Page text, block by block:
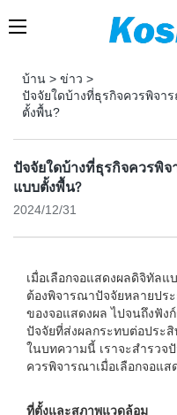
บ้าน > ข่าว >
ปัจจัยใดบ้างที่ธุรกิจควรพิจา
ตั้งพื้น?
ปัจจัยใดบ้างที่ธุรกิจควรพิ
แบบตั้งพื้น?
2024/12/31
เมื่อเลือกจอแสดงผลดิจิทัล
ต้องพิจารณาปัจจัยหลายปร
ของจอแสดงผล ไปจนถึงฟั
ปัจจัยที่ส่งผลกระทบต่อประ
ในบทความนี้ เราจะสำรวจ
ควรพิจารณาเมื่อเลือกจอแ
ที่ตั้งและสภาพแวดล้อม